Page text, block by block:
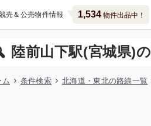
売＆公売物件情報 1,534物件出品中！
陸前山下駅(宮城県)
ム 条件検索 北海道・東北の路線一覧